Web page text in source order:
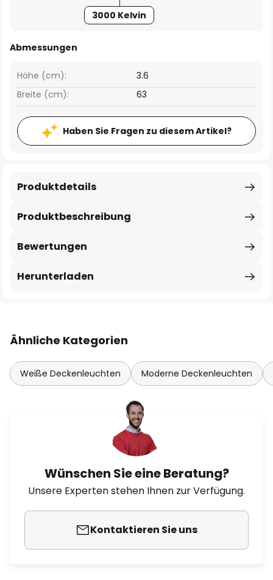
3000 Kelvin
Abmessungen
Breite (cm): 63
Höhe (cm): 3.6
Haben Sie Fragen zu diesem Artikel?
Produktbeschreibung
Produktdetails
Bewertungen
Herunterladen
Ähnliche Kategorien
Weiße Deckenleuchten Moderne Deckenleuchten
Wünschen Sie eine Beratung?
Unsere Experten stehen Ihnen zur Verfügung.
Kontaktieren Sie uns